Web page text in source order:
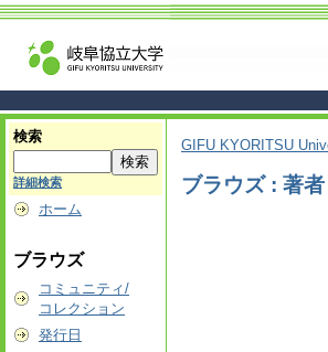
検索
詳細検索
ホーム
ブラウズ
コミュニティ/
コレクション
発行日
GIFU KYORITSU
ブラウズ : 著